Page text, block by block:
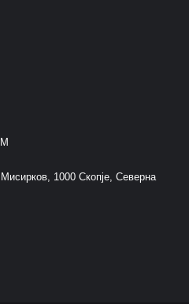
1000 Скопје, Северна